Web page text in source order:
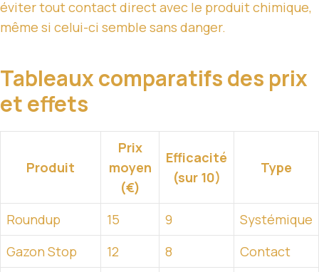
éviter tout contact direct avec le produit chimique,
même si celui-ci semble sans danger.
Tableaux comparatifs des prix
et effets
Produit
Prix
moyen
(€)
Efficacité
(sur 10)
Type
Roundup 15 9
Systémique
Gazon Stop
12 8
Contact